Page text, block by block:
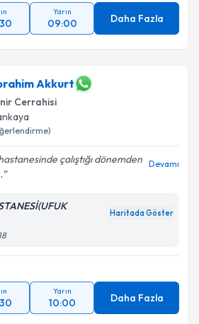
Yarın
09:00 Daha Fazla
Akkurt
Cerrahisi
çalıştığı dönemden Devamı
Haritada Göster
Yarın
10:00 Daha Fazla